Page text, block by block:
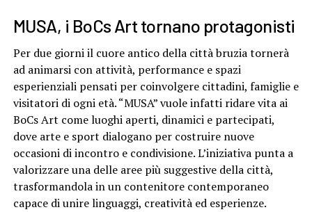
MUSA, i BoCs Art tornano protagonisti
Per due giorni il cuore antico della città bruzia tornerà
ad animarsi con attività, performance e spazi
esperienziali pensati per coinvolgere cittadini, famiglie e
visitatori di ogni età. “MUSA” vuole infatti ridare vita ai
BoCs Art come luoghi aperti, dinamici e partecipati,
dove arte e sport dialogano per costruire nuove
occasioni di incontro e condivisione. L’iniziativa punta a
valorizzare una delle aree più suggestive della città,
trasformandola in un contenitore contemporaneo
capace di unire linguaggi, creatività ed esperienze.